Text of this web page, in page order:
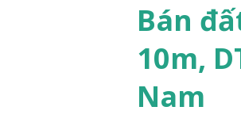
Bán
10m,
Nam